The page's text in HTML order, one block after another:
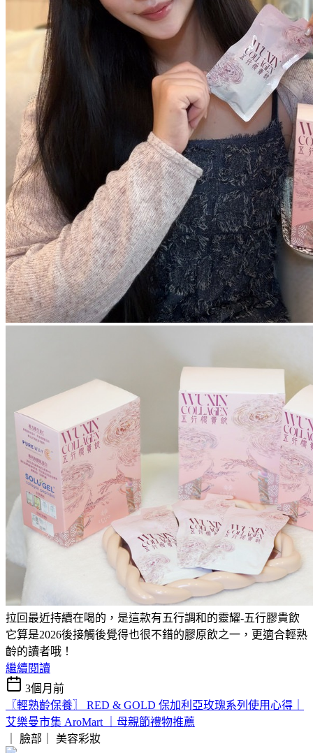
拉回最近持續在喝的，是這款有五行調和的靈耀-五行膠貴飲
它算是2026後接觸後覺得也很不錯的膠原飲之一，更適合輕熟
齡的讀者哦！
繼續閱讀
3個月前
〖輕熟齡保養〗 RED & GOLD 保加利亞玫瑰系列使用心得｜
艾樂曼市集 AroMart ｜母親節禮物推薦
｜ 臉部｜ 美容彩妝